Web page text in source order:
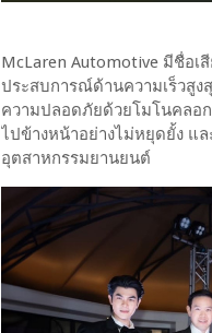
McLaren Automotive มีชื่อเ
ประสบการณ์ด้านความเร็วสู
ความปลอดภัยด้วยโมโนคลอ
ไปข้างหน้าอย่างไม่หยุดยั้ง แ
อุตสาหกรรมยานยนต์